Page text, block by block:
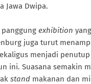
Jawa Dwipa.
exhibition
juga turut
menjadi
ini. Suasana semakin
stand makanan dan